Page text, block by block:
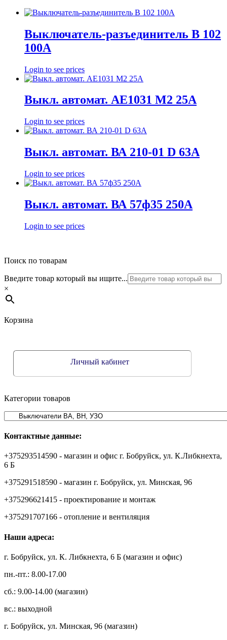
Выключатель-разъединитель В 102
100А
Login to see prices
Выкл. автомат. АЕ1031 М2 25А
Login to see prices
Выкл. автомат. ВА 210-01 D 63А
Login to see prices
Выкл. автомат. ВА 57ф35 250А
Login to see prices
Поиск по товарам
Введите товар который вы ищите...
×
Корзина
Личный кабинет
Категории товаров
Контактные данные:
+375293514590 - магазин и офис г. Бобруйск, ул. К.Либкнехта,
6 Б
+375291518590 - магазин г. Бобруйск, ул. Минская, 96
+375296621415 - проектирование и монтаж
+375291707166 - отопление и вентиляция
Наши адреса:
г. Бобруйск, ул. К. Либкнехта, 6 Б (магазин и офис)
пн.-пт.: 8.00-17.00
сб.: 9.00-14.00 (магазин)
вс.: выходной
г. Бобруйск, ул. Минская, 96 (магазин)